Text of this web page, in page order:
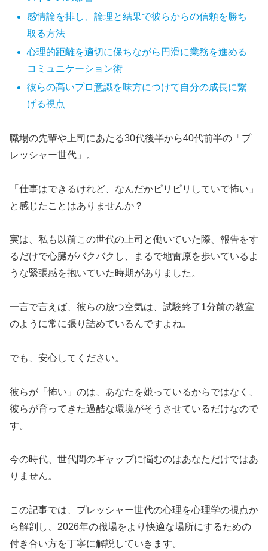
感情論を排し、論理と結果で彼らからの信頼を勝ち
取る方法
心理的距離を適切に保ちながら円滑に業務を進める
コミュニケーション術
彼らの高いプロ意識を味方につけて自分の成長に繋
げる視点
職場の先輩や上司にあたる30代後半から40代前半の「プ
レッシャー世代」。
「仕事はできるけれど、なんだかピリピリしていて怖い」
と感じたことはありませんか？
実は、私も以前この世代の上司と働いていた際、報告をす
るだけで心臓がバクバクし、まるで地雷原を歩いているよ
うな緊張感を抱いていた時期がありました。
一言で言えば、彼らの放つ空気は、試験終了1分前の教室
のように常に張り詰めているんですよね。
でも、安心してください。
彼らが「怖い」のは、あなたを嫌っているからではなく、
彼らが育ってきた過酷な環境がそうさせているだけなので
す。
今の時代、世代間のギャップに悩むのはあなただけではあ
りません。
この記事では、プレッシャー世代の心理を心理学の視点か
ら解剖し、2026年の職場をより快適な場所にするための
付き合い方を丁寧に解説していきます。